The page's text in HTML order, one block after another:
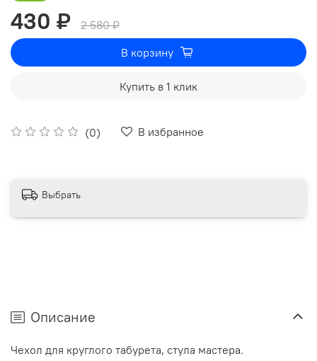
(0) В избранное
430 ₽
2 580 ₽
В корзину
Купить в 1 клик
Выбрать
Описание
Чехол для круглого табурета, стула мастера.